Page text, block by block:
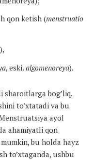
qon ketish (menstruatio
),
, eski. algomenoreya).
sharoitlarga bog’liq.
to’xtatadi va bu
ayol
ahamiyatli qon
bu holda hayz
to’xtaganda, ushbu